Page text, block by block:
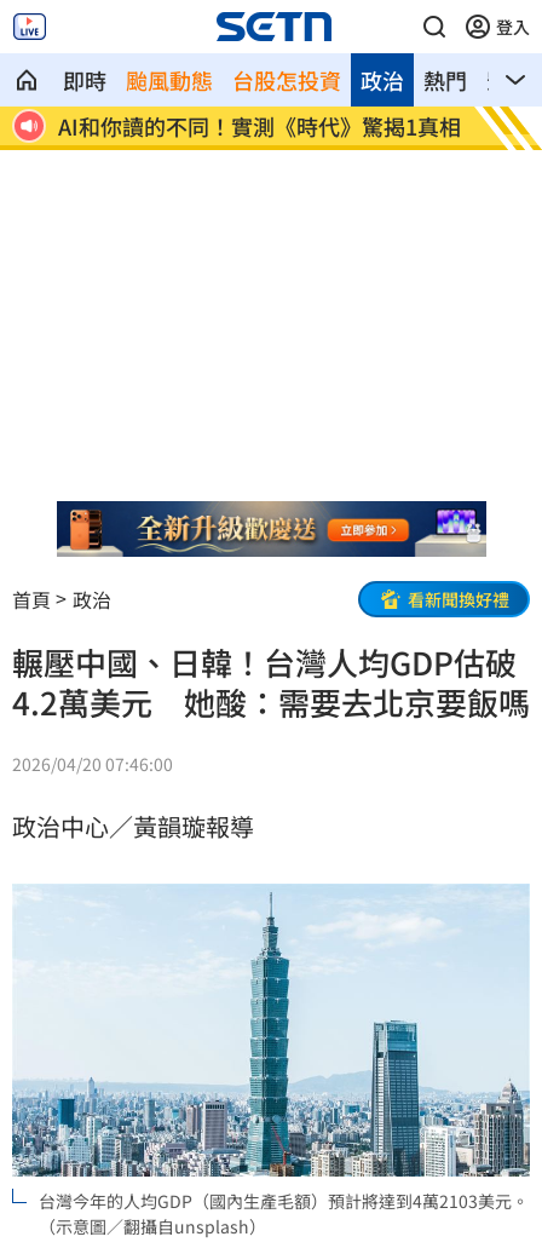
登入
即時 颱風動態 台股怎投資 熱門 影音
政治
！實測《時代》驚揭1真相
這大廠三支柱到位 全年
首頁 政治 看新聞換好禮
輾壓中國、日韓！台灣人均GDP估破
4.2萬美元 她酸：需要去北京要飯嗎
2026/04/20 07:46:00
政治中心／黃韻璇報導
台灣今年的人均GDP（國內生產毛額）預計將達到4萬2103美元。
（示意圖／翻攝自unsplash）